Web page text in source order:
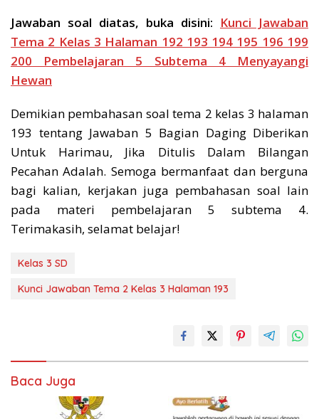
Jawaban soal diatas, buka disini: Kunci Jawaban
Tema 2 Kelas 3 Halaman 192 193 194 195 196 199
200 Pembelajaran 5 Subtema 4 Menyayangi
Hewan
Demikian pembahasan soal tema 2 kelas 3 halaman
193 tentang Jawaban 5 Bagian Daging Diberikan
Untuk Harimau, Jika Ditulis Dalam Bilangan
Pecahan Adalah. Semoga bermanfaat dan berguna
bagi kalian, kerjakan juga pembahasan soal lain
pada materi pembelajaran 5 subtema 4.
Terimakasih, selamat belajar!
Kelas 3 SD
Kunci Jawaban Tema 2 Kelas 3 Halaman 193
Baca Juga